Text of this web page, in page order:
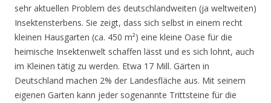
sehr aktuellen Problem des deutschlandweiten (ja weltweiten)
Insektensterbens. Sie zeigt, dass sich selbst in einem recht
kleinen Hausgarten (ca. 450 m²) eine kleine Oase für die
heimische Insektenwelt schaffen lässt und es sich lohnt, auch
im Kleinen tätig zu werden. Etwa 17 Mill. Gärten in
Deutschland machen 2% der Landesfläche aus. Mit seinem
eigenen Garten kann jeder sogenannte Trittsteine für die